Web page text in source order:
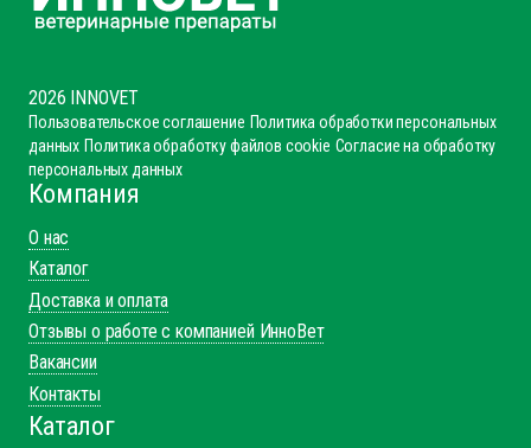
2026 INNOVET
Пользовательское соглашение Политика обработки персональных
данных Политика обработку файлов cookie Согласие на обработку
персональных данных
Компания
О нас
Каталог
Доставка и оплата
Отзывы о работе с компанией ИнноВет
Вакансии
Контакты
Каталог